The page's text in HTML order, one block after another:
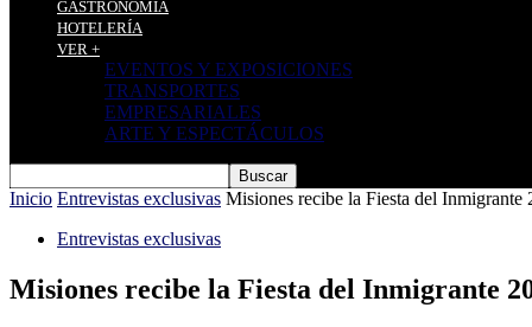
GASTRONOMÍA
HOTELERÍA
VER +
EVENTOS Y EXPOSICIONES
TRANSPORTES
EMPRESARIALES
ARTE Y ESPECTÁCULOS
Inicio Entrevistas exclusivas Misiones recibe la Fiesta del Inmigrante
Entrevistas exclusivas
Misiones recibe la Fiesta del Inmigrante